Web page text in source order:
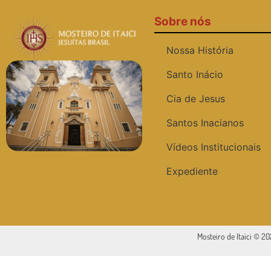
Sobre nós
Nossa História
Santo Inácio
Cia de Jesus
Santos Inacianos
Vídeos Institucionais
Expediente
Mosteiro de Itaici ©